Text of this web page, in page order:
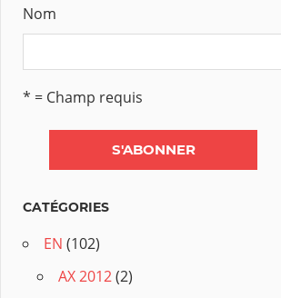
Nom
* = Champ requis
CATÉGORIES
EN (102)
AX 2012(2)